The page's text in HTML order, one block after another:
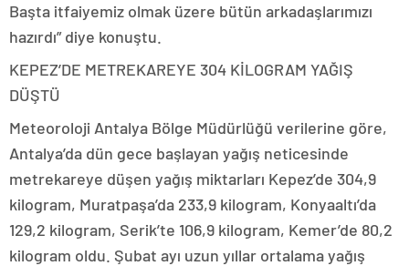
Başta itfaiyemiz olmak üzere bütün arkadaşlarımızı
hazırdı” diye konuştu.
KEPEZ’DE METREKAREYE 304 KİLOGRAM YAĞIŞ
DÜŞTÜ
Meteoroloji Antalya Bölge Müdürlüğü verilerine göre,
Antalya’da dün gece başlayan yağış neticesinde
metrekareye düşen yağış miktarları Kepez’de 304,9
kilogram, Muratpaşa’da 233,9 kilogram, Konyaaltı’da
129,2 kilogram, Serik’te 106,9 kilogram, Kemer’de 80,2
kilogram oldu. Şubat ayı uzun yıllar ortalama yağış